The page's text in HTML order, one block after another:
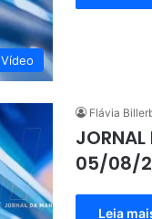
Vídeo
Flávia
05/08/
Leia